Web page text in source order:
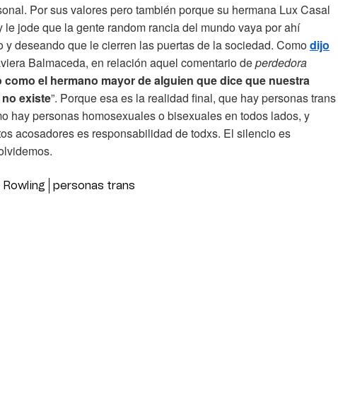
Por sus valores pero también porque su hermana Lux Casal
le jode que la gente random rancia del mundo vaya por ahí
y deseando que le cierren las puertas de la sociedad. Comodijo
Balmaceda, en relación aquel comentario deperdedora
como el hermano mayor de alguien que dice que nuestra
existe”. Porque esa es la realidad final, que hay personas trans
hay personas homosexuales o bisexuales en todos lados, y
acosadores es responsabilidad de todxs. El silencio es
Rowling personas trans